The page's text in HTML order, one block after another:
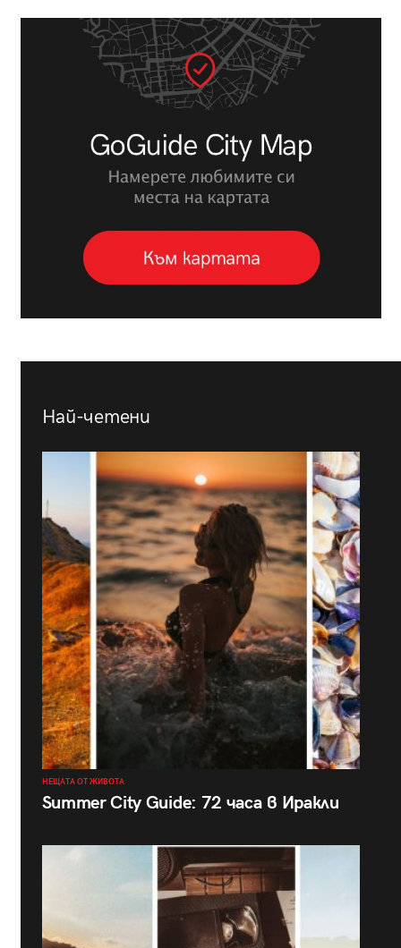
Най-четени
НЕЩАТА ОТ ЖИВОТА
Summer City Guide: 72 часа в Иракли